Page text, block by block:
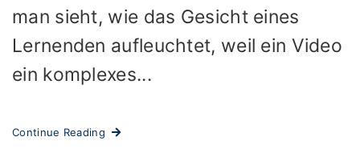
man sieht, wie das Gesicht eines
Lernenden aufleuchtet, weil ein Video
ein komplexes...
Continue Reading